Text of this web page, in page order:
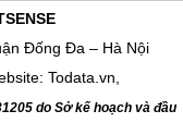
Đống Đa – Hà Nội
Todata.vn,
do Sở kế hoạch và đầu